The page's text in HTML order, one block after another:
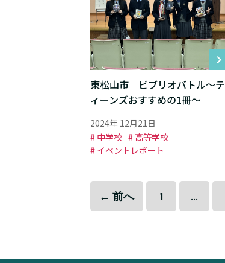
東松山市 ビブリオバトル～テ
ィーンズおすすめの1冊～
2024年 12月21日
# 中学校 # 高等学校
# イベントレポート
← 前へ 1 …